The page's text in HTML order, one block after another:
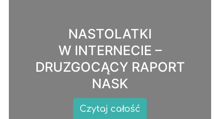
NASTOLATKI
W INTERNECIE –
DRUZGOCĄCY RAPORT
NASK
Czytaj całość